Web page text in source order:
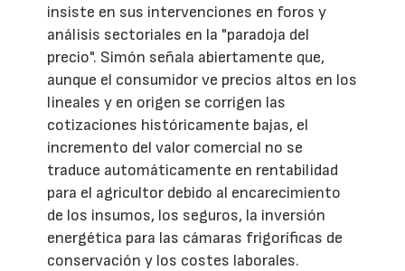
insiste en sus intervenciones en foros y
análisis sectoriales en la "paradoja del
precio". Simón señala abiertamente que,
aunque el consumidor ve precios altos en los
lineales y en origen se corrigen las
cotizaciones históricamente bajas, el
incremento del valor comercial no se
traduce automáticamente en rentabilidad
para el agricultor debido al encarecimiento
de los insumos, los seguros, la inversión
energética para las cámaras frigoríficas de
conservación y los costes laborales.